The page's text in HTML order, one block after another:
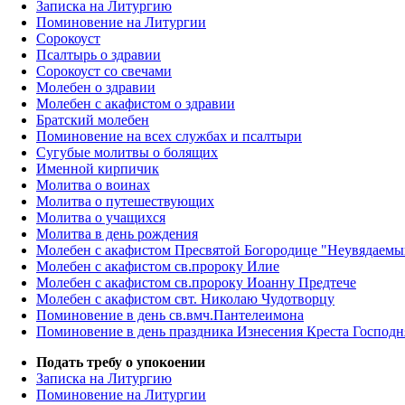
Записка на Литургию
Поминовение на Литургии
Сорокоуст
Псалтырь о здравии
Сорокоуст со свечами
Молебен о здравии
Молебен с акафистом о здравии
Братский молебен
Поминовение на всех службах и псалтыри
Сугубые молитвы о болящих
Именной кирпичик
Молитва о воинах
Молитва о путешествующих
Молитва о учащихся
Молитва в день рождения
Молебен с акафистом Пресвятой Богородице
Молебен с акафистом св.пророку Илие
Молебен с акафистом св.пророку Иоанну Предтече
Молебен с акафистом свт. Николаю Чудотворцу
Поминовение в день св.вмч.Пантелеимона
Поминовение в день праздника Изнесения Креста
Подать требу о упокоении
Записка на Литургию
Поминовение на Литургии